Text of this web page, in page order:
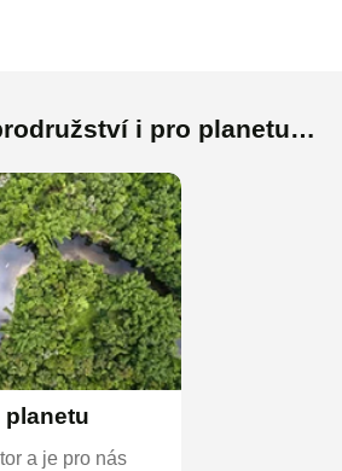
i pro planetu…
planetu
a je pro nás